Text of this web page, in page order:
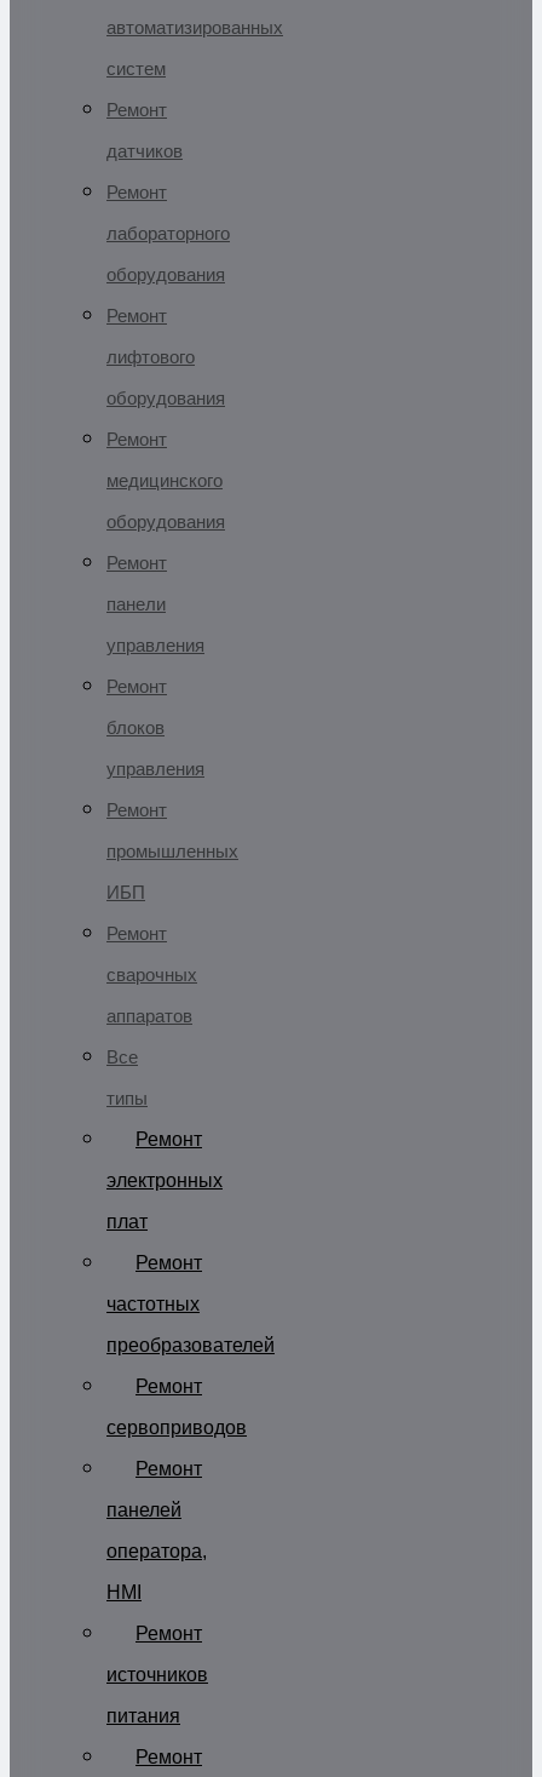
автоматизированных
систем
Ремонт
датчиков
Ремонт
лабораторного
оборудования
Ремонт
лифтового
оборудования
Ремонт
медицинского
оборудования
Ремонт
панели
управления
Ремонт
блоков
управления
Ремонт
промышленных
ИБП
Ремонт
сварочных
аппаратов
Все
типы
Ремонт
электронных
плат
Ремонт
частотных
преобразователей
Ремонт
сервоприводов
Ремонт
панелей
оператора,
HMI
Ремонт
источников
питания
Ремонт